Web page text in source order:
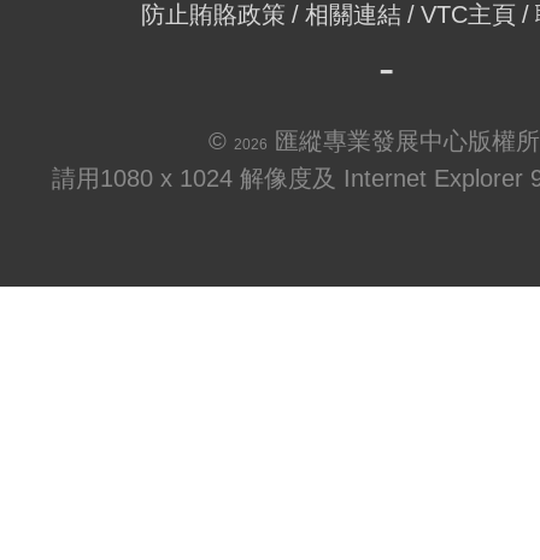
防止賄賂政策
相關連結 VTC主頁
© 2026
匯縱專業發展中心版權
請用1080 x 1024 解像度及 Internet Explorer